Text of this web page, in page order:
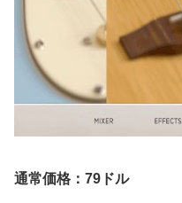
通常価格：79ドル